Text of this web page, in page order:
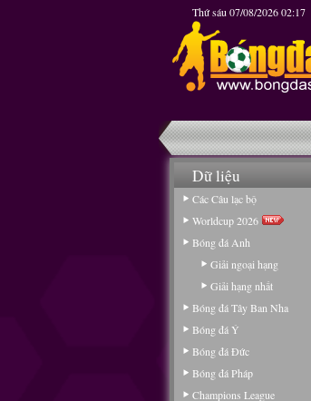
Thứ sáu 07/08/2026 02:17
Dữ liệu
Các Câu lạc bộ
Worldcup 2026
Bóng đá Anh
Giải ngoại hạng
Giải hạng nhất
Bóng đá Tây Ban Nha
Bóng đá Ý
Bóng đá Đức
Bóng đá Pháp
Champions League